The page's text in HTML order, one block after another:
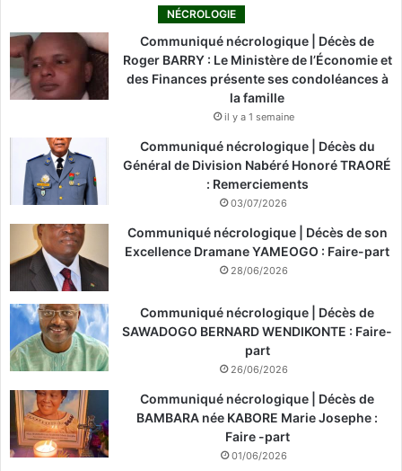
NÉCROLOGIE
Communiqué nécrologique | Décès de
Roger BARRY : Le Ministère de l’Économie et
des Finances présente ses condoléances à
la famille
il y a 1 semaine
Communiqué nécrologique | Décès du
Général de Division Nabéré Honoré TRAORÉ
: Remerciements
03/07/2026
Communiqué nécrologique | Décès de son
Excellence Dramane YAMEOGO : Faire-part
28/06/2026
Communiqué nécrologique | Décès de
SAWADOGO BERNARD WENDIKONTE : Faire-
part
26/06/2026
Communiqué nécrologique | Décès de
BAMBARA née KABORE Marie Josephe :
Faire -part
01/06/2026